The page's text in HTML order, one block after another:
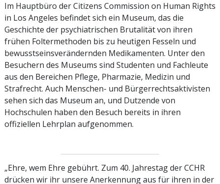
Im Hauptbüro der Citizens Commission on Human Rights
in Los Angeles befindet sich ein Museum, das die
Geschichte der psychiatrischen Brutalität von ihren
frühen Foltermethoden bis zu heutigen Fesseln und
bewusstseins­verändernden Medikamenten. Unter den
Besuchern des Museums sind Studenten und Fachleute
aus den Bereichen Pflege, Pharmazie, Medizin und
Strafrecht. Auch Menschen- und Bürgerrechtsaktivisten
sehen sich das Museum an, und Dutzende von
Hochschulen haben den Besuch bereits in ihren
offiziellen Lehrplan aufgenommen.
„Ehre, wem Ehre gebührt. Zum 40. Jahrestag der CCHR
drücken wir ihr unsere Anerkennung aus für ihren in der